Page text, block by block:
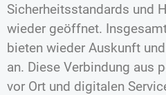
Sicherheitsstandards und
wieder geöffnet.
bieten wieder Auskunft
an. Diese Verbindung aus
vor Ort und digitalen